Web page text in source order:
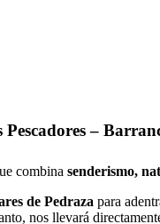
Pescadores –
combina senderismo,
de Pedraza para
nos llevará